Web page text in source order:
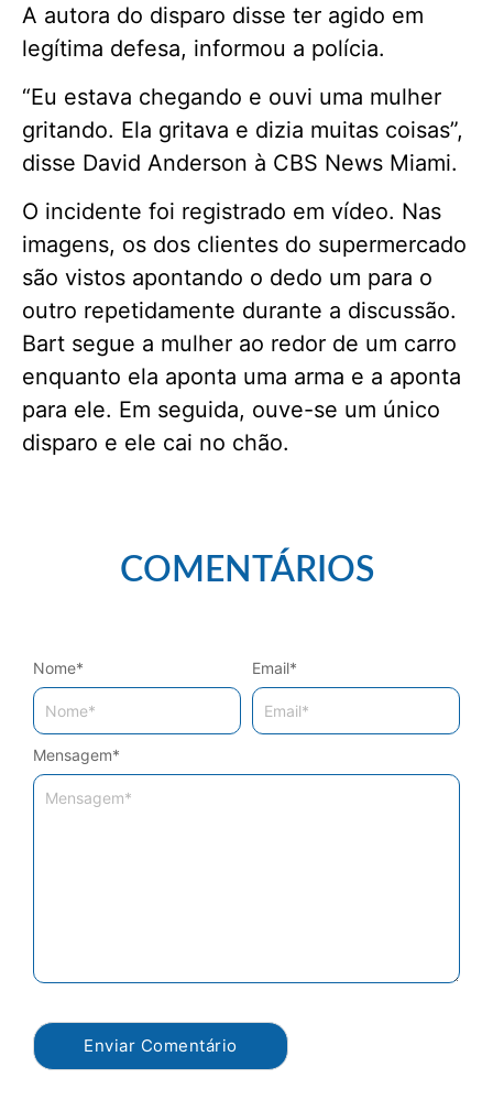
A autora do disparo disse ter agido em
legítima defesa, informou a polícia.
“Eu estava chegando e ouvi uma mulher
gritando. Ela gritava e dizia muitas coisas”,
disse David Anderson à CBS News Miami.
O incidente foi registrado em vídeo. Nas
imagens, os dos clientes do supermercado
são vistos apontando o dedo um para o
outro repetidamente durante a discussão.
Bart segue a mulher ao redor de um carro
enquanto ela aponta uma arma e a aponta
para ele. Em seguida, ouve-se um único
disparo e ele cai no chão.
COMENTÁRIOS
Mensagem*
Nome* Email*